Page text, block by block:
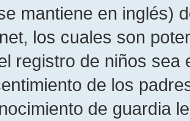
mantiene en inglés)
los cuales son
registro de niños sea
de los
de guardia